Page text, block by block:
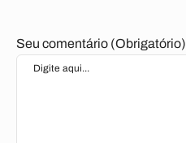
Seu comentário (Obrigatório)